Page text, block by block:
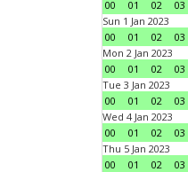
00
01 02 03
Sun 1 Jan 2023
00
01 02 03
Mon 2 Jan 2023
00
01 02 03
Tue 3 Jan 2023
00
01 02 03
Wed 4 Jan 2023
00
01 02 03
Thu 5 Jan 2023
00
01 02 03